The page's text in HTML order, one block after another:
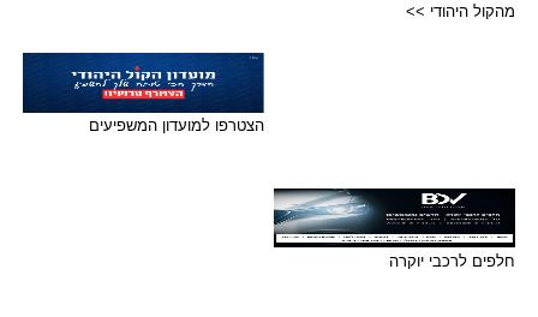
מהקול היהודי >>
הצטרפו למועדון המשפיעים
חלפים לרכבי יוקרה